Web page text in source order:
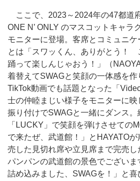
ここで、2023～2024年の47都道
ONE N’ ONLY のマスコットキャラ
モニターに登場。客席とコミュニ
とは「スワッくん、ありがとう！
踊って楽しんじゃおう！」（
着替えてSWAGと笑顔の一体感を作
TikTok動画でも話題となった「
士の仲睦まじい様子をモニターに
振り付けでSWAGと一緒にダンス
「LUCKY」で笑顔を弾けさせての
で来たぜ、武道館！」とHAYATO
売した見切れ席や立見席まで完売し
パンパンの武道館の景色でござい
詰め込みました、SWAGを！」と